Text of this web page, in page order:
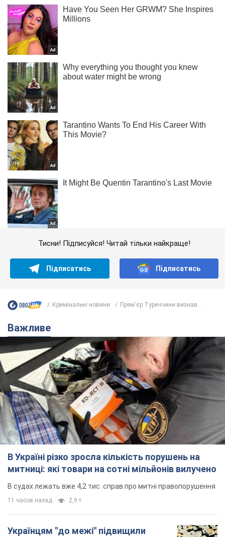
Тисни! Підписуйся! Читай тільки найкраще!
Підписатись Підписатись
Кримінальні новини Прем'єр Туреччини визнав...
Важливе
В Україні різко зросла кількість порушень на
митниці: які товари на сотні мільйонів вилучено
В судах лежать вже 4,2 тис. справ про митні правопорушення
11 часов назад 2,9 т.
Українцям "до межі" підвищили